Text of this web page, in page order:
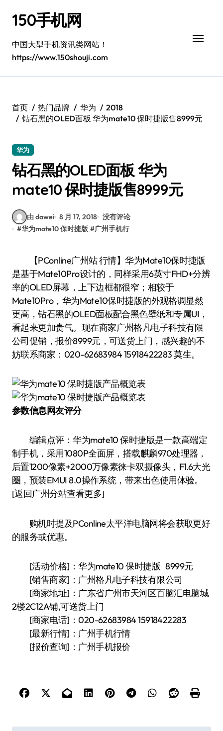
150手机网
中国大型手机资讯类网站！
https://www.150shouji.com
首页 热门品牌 华为
2018
钻石黑的OLED面板 华为mate10 保时捷版售8999元
华为
钻石黑的OLED面板 华为
mate10 保时捷版售8999元
由 dawei 8 月 17, 2018 没有评论
#华为mate10 保时捷版 #广州手机行
【PConline广州站 行情】华为Mate10保时捷版
是基于Mate10Pro设计的，同样采用6英寸FHD+分辨
率的OLED屏幕，上下边框都很窄；相较于
Mate10Pro，华为Mate10保时捷版的外观格调显然
更高，钻石黑的OLED面板配合黑色壁纸和专属UI，
看起来更加贵气。现在商家广州格凡电子科技有限
公司促销，报价8999元，可送货上门，感兴趣的不
妨联系商家：020-62683984 15918422283 莫生。
参数信息网友评分
编辑点评：华为mate10 保时捷版是一款高端定
制手机，采用1080P全面屏，搭载麒麟970处理器，
后置1200像素+2000万像素徕卡双摄像头，F1.6大光
圈，预装EMUI 8.0操作系统，带来出色使用体验。
[返回广州分站查看更多]
购机时提及PConline太平洋电脑网将会获取更好
的服务或优惠。
[活动价格]：华为mate10 保时捷版 8999元
[销售商家]：广州格凡电子科技有限公司
[商家地址]：广东省广州市天河区百脑汇电脑城
2楼2C12A铺,可送货上门
[商家电话]：020-62683984 15918422283
[最新行情]：广州手机行情
[报价查询]：广州手机报价